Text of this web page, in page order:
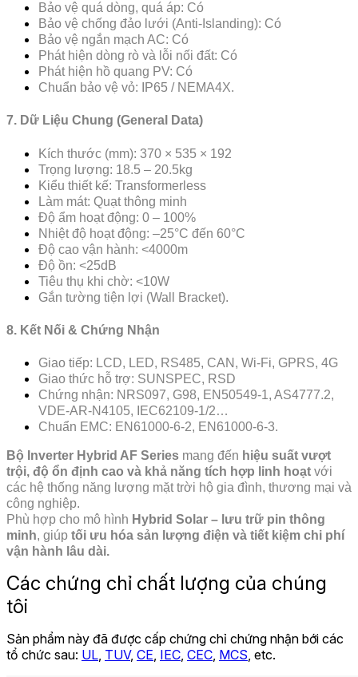
Bảo vệ quá dòng, quá áp: Có
Bảo vệ chống đảo lưới (Anti-Islanding): Có
Bảo vệ ngắn mạch AC: Có
Phát hiện dòng rò và lỗi nối đất: Có
Phát hiện hồ quang PV: Có
Chuẩn bảo vệ vỏ: IP65 / NEMA4X.
7. Dữ Liệu Chung (General Data)
Kích thước (mm): 370 × 535 × 192
Trọng lượng: 18.5 – 20.5kg
Kiểu thiết kế: Transformerless
Làm mát: Quạt thông minh
Độ ẩm hoạt động: 0 – 100%
Nhiệt độ hoạt động: –25°C đến 60°C
Độ cao vận hành: <4000m
Độ ồn: <25dB
Tiêu thụ khi chờ: <10W
Gắn tường tiện lợi (Wall Bracket).
8. Kết Nối & Chứng Nhận
Giao tiếp: LCD, LED, RS485, CAN, Wi-Fi, GPRS, 4G
Giao thức hỗ trợ: SUNSPEC, RSD
Chứng nhận: NRS097, G98, EN50549-1, AS4777.2,
VDE-AR-N4105, IEC62109-1/2…
Chuẩn EMC: EN61000-6-2, EN61000-6-3.
Bộ Inverter Hybrid AF Series mang đến hiệu suất vượt
trội, độ ổn định cao và khả năng tích hợp linh hoạt với
các hệ thống năng lượng mặt trời hộ gia đình, thương mại và
công nghiệp.
Phù hợp cho mô hình Hybrid Solar – lưu trữ pin thông
minh, giúp tối ưu hóa sản lượng điện và tiết kiệm chi phí
vận hành lâu dài.
Các chứng chỉ chất lượng của chúng
tôi
Sản phẩm này đã được cấp chứng chỉ chứng nhận bới các
tổ chức sau: UL, TUV, CE, IEC, CEC, MCS, etc.